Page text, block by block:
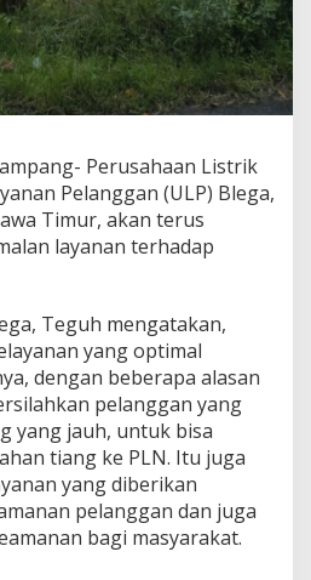
Perusahaan Listrik
Pelanggan (ULP) Blega,
Timur, akan terus
layanan terhadap
Teguh mengatakan,
yang optimal
dengan beberapa alasan
pelanggan yang
yang jauh, untuk bisa
tiang ke PLN. Itu juga
yang diberikan
pelanggan dan juga
bagi masyarakat.